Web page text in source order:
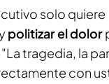
solo quiere
politizar el dolor
tragedia, la
con